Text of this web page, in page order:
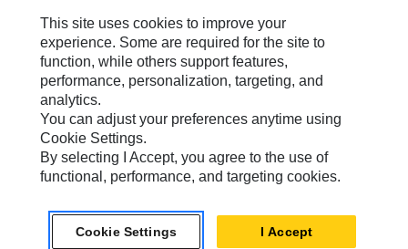
Caterpillar Müşteri Hizmetleri Ve Iletişim
Site Haritası
Cookie Settings
Yasal
Gizlilik
Africa, Middle East ‧ Türk© 2026 Caterpillar. Tüm Hakları Saklıdır.
This site uses cookies to improve your
experience. Some are required for the site to
function, while others support features,
performance, personalization, targeting, and
analytics.
You can adjust your preferences anytime using
Cookie Settings.
By selecting I Accept, you agree to the use of
functional, performance, and targeting cookies.
Cookie Settings I Accept